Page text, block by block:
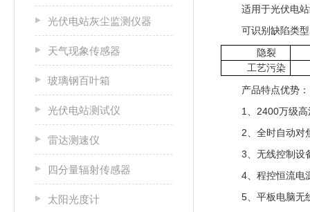
光伏电站灰尘监测仪器
天气现象传感器
玻璃钢百叶箱
光伏电站测试仪
雷达测速仪
四分量辐射传感器
太阳光度计
适用于光伏电
可识别缺陷类
隐裂
工艺污染
产品特点优势：
1、2400万级
2、全时自动对
3、无线控制设
4、程控恒流电
5、平板电脑无